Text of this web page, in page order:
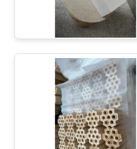
गुणवत्ता
नियंत्रण
सिलिका